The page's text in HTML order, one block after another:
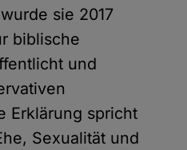
sie 2017
biblische
und
Erklärung spricht
Sexualität und